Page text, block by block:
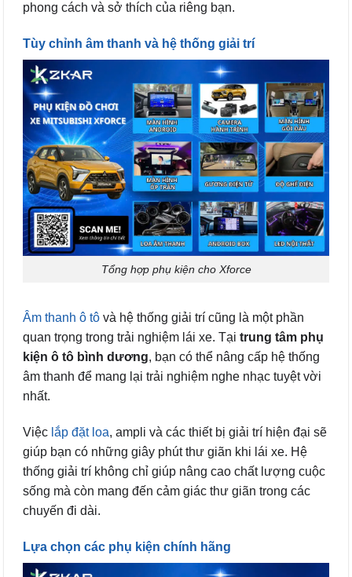
phong cách và sở thích của riêng bạn.
Tùy chỉnh âm thanh và hệ thống giải trí
Tổng hợp phụ kiện cho Xforce
Âm thanh ô tô và hệ thống giải trí cũng là một phần
quan trọng trong trải nghiệm lái xe. Tại trung tâm phụ
kiện ô tô bình dương, bạn có thể nâng cấp hệ thống
âm thanh để mang lại trải nghiệm nghe nhạc tuyệt vời
nhất.
Việc lắp đặt loa, ampli và các thiết bị giải trí hiện đại sẽ
giúp bạn có những giây phút thư giãn khi lái xe. Hệ
thống giải trí không chỉ giúp nâng cao chất lượng cuộc
sống mà còn mang đến cảm giác thư giãn trong các
chuyến đi dài.
Lựa chọn các phụ kiện chính hãng